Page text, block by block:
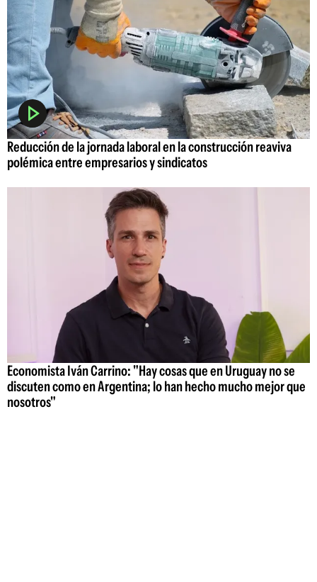
Reducción de la jornada laboral en la construcción reaviva
polémica entre empresarios y sindicatos
Economista Iván Carrino: "Hay cosas que en Uruguay no se
discuten como en Argentina; lo han hecho mucho mejor que
nosotros"